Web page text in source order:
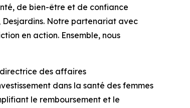
de bien-être et de confiance
Notre partenariat avec
en action. Ensemble, nous
directrice des affaires
dans la santé des femmes
le remboursement et le